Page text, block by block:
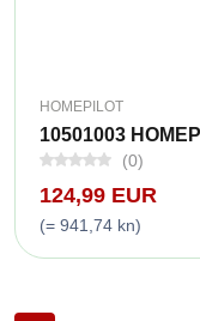
HOMEPILOT
10501003
(0)
124,99 EUR
(= 941,74 kn)